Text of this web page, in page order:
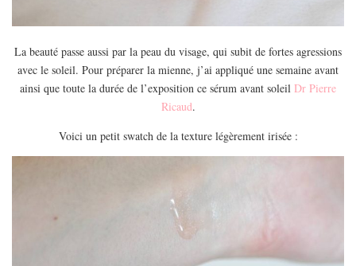
La beauté passe aussi par la peau du visage, qui subit de fortes agressions
avec le soleil. Pour préparer la mienne, j’ai appliqué une semaine avant
ainsi que toute la durée de l’exposition ce sérum avant soleil Dr Pierre
Ricaud.
Voici un petit swatch de la texture légèrement irisée :